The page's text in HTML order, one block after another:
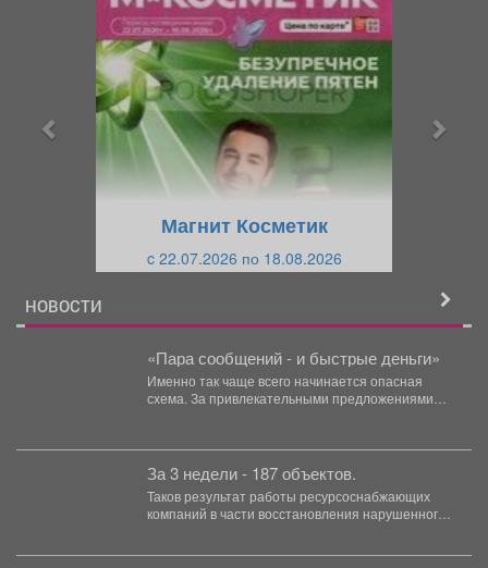
Магнит Косметик
c 22.07.2026 по 18.08.2026
НОВОСТИ
«Пара сообщений - и быстрые деньги»
Именно так чаще всего начинается опасная
схема. За привлекательными предложениями
За 3 недели - 187 объектов.
Таков результат работы ресурсоснабжающих
компаний в части восстановления нарушенного